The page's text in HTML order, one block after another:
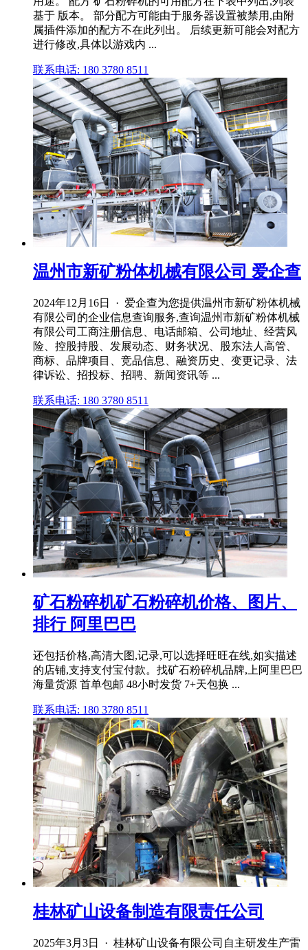
基于 版本。 部分配方可能由于服务器设置被禁用,由附
属插件添加的配方不在此列出。 后续更新可能会对配方
进行修改,具体以游戏内 ...
联系电话: 180 3780 8511
温州市新矿粉体机械有限公司 爱企查
2024年12月16日 · 爱企查为您提供温州市新矿粉体机械
有限公司的企业信息查询服务,查询温州市新矿粉体机械
有限公司工商注册信息、电话邮箱、公司地址、经营风
险、控股持股、发展动态、财务状况、股东法人高管、
商标、品牌项目、竞品信息、融资历史、变更记录、法
律诉讼、招投标、招聘、新闻资讯等 ...
联系电话: 180 3780 8511
矿石粉碎机矿石粉碎机价格、图片、
排行 阿里巴巴
还包括价格,高清大图,记录,可以选择旺旺在线,如实描述
的店铺,支持支付宝付款。找矿石粉碎机品牌,上阿里巴巴
海量货源 首单包邮 48小时发货 7+天包换 ...
联系电话: 180 3780 8511
桂林矿山设备制造有限责任公司
2025年3月3日 · 桂林矿山设备有限公司自主研发生产雷